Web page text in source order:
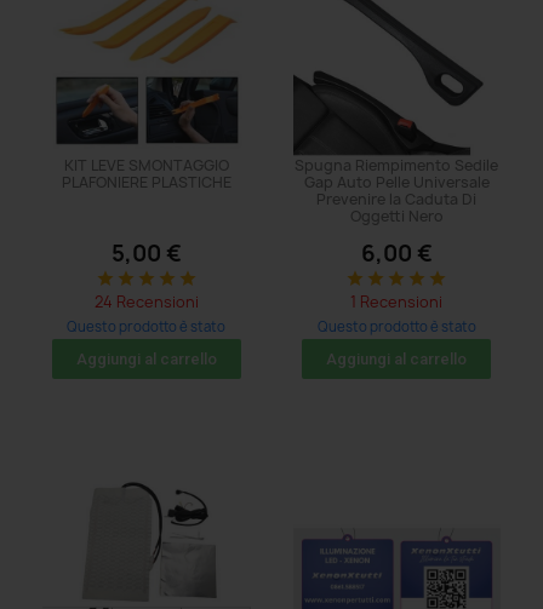
KIT LEVE SMONTAGGIO
PLAFONIERE PLASTICHE
5,00 €
star star star star star
24 Recensioni
Questo prodotto è stato
acquistato: 482 volte
Aggiungi al carrello
Spugna Riempimento Sedile
Gap Auto Pelle Universale
Prevenire la Caduta Di
Oggetti Nero
6,00 €
star star star star star
1 Recensioni
Questo prodotto è stato
acquistato: 86 volte
Aggiungi al carrello